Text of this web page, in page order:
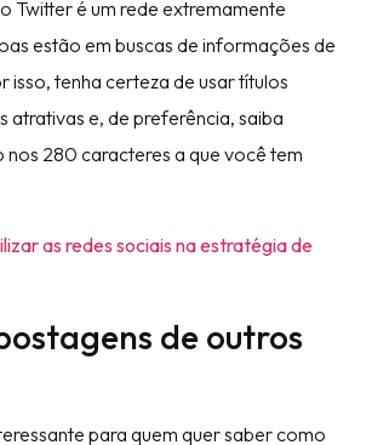
Twitter é um rede extremamente
estão em buscas de informações de
isso, tenha certeza de usar títulos
atrativas e, de preferência, saiba
nos 280 caracteres a que você tem
as redes sociais na estratégia de
de outros
para quem quer saber como